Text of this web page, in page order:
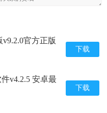
官方正版
下载
v4.2.5 安卓最
下载